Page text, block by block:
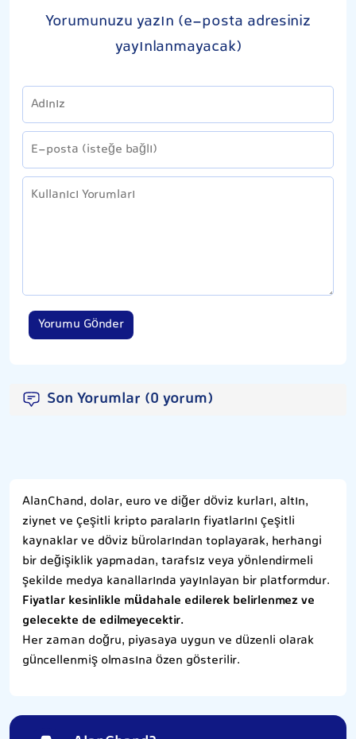
Yorumunuzu yazın (e-posta adresiniz
yayınlanmayacak)
Yorumu Gönder
Son Yorumlar (0 yorum)
AlanChand, dolar, euro ve diğer döviz kurları, altın,
ziynet ve çeşitli kripto paraların fiyatlarını çeşitli
kaynaklar ve döviz bürolarından toplayarak, herhangi
bir değişiklik yapmadan, tarafsız veya yönlendirmeli
şekilde medya kanallarında yayınlayan bir platformdur.
Fiyatlar kesinlikle müdahale edilerek belirlenmez ve
gelecekte de edilmeyecektir.
Her zaman doğru, piyasaya uygun ve düzenli olarak
güncellenmiş olmasına özen gösterilir.